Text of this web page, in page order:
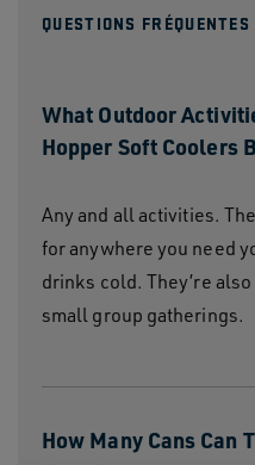
QUESTIONS FRÉQUENTES
What Outdoor
Hopper Soft Coolers
Any and all activities.
for anywhere you need
drinks cold. They’re
small group gatherings.
How Many Cans Can